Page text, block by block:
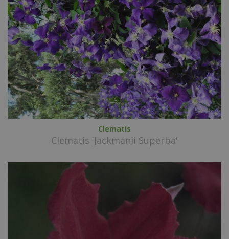
Clematis
Clematis 'Jackmanii Superba'